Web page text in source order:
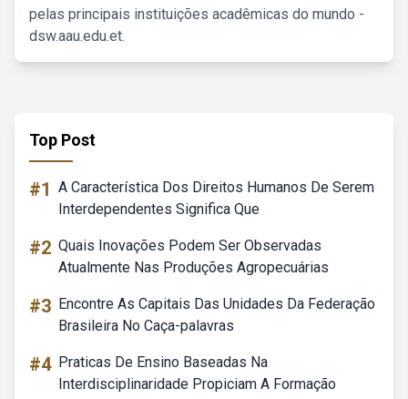
pelas principais instituições acadêmicas do mundo -
dsw.aau.edu.et.
Top Post
#1 A Característica Dos Direitos Humanos De Serem
Interdependentes Significa Que
#2 Quais Inovações Podem Ser Observadas
Atualmente Nas Produções Agropecuárias
#3 Encontre As Capitais Das Unidades Da Federação
Brasileira No Caça-palavras
#4 Praticas De Ensino Baseadas Na
Interdisciplinaridade Propiciam A Formação